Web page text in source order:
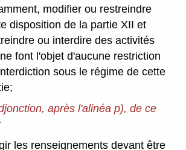
modifier ou restreindre
disposition de la partie XII et
ou interdire des activités
font l'objet d'aucune restriction
sous le régime de cette
après l'alinéa p), de ce
les renseignements devant être